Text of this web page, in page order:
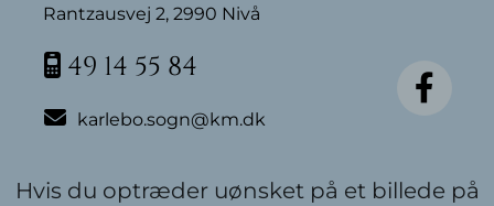
Rantzausvej 2, 2990 Nivå
 49 14 55 84
 karlebo.sogn@km.dk
Hvis du optræder uønsket på et billede på